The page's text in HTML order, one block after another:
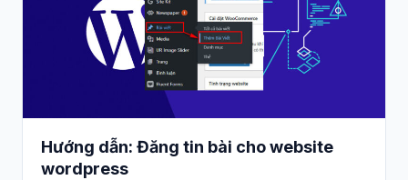
Hướng dẫn: Đăng tin bài cho website
wordpress